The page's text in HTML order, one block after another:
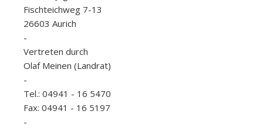
Fischteichweg 7-13
26603 Aurich
-
Vertreten durch
Olaf Meinen (Landrat)
-
Tel.: 04941 - 16 5470
Fax: 04941 - 16 5197
-